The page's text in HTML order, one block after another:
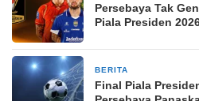
Persebaya Tak
Piala Presiden
BERITA
Final Piala